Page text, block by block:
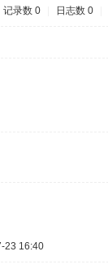
记录数 0 日志数 0
23 16:40